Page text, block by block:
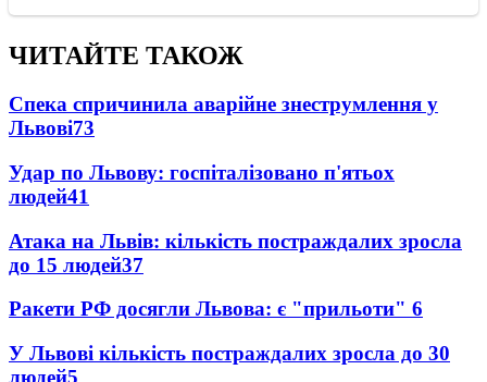
ЧИТАЙТЕ ТАКОЖ
Спека спричинила аварійне знеструмлення у
Львові73
Удар по Львову: госпіталізовано п'ятьох
людей41
Атака на Львів: кількість постраждалих зросла
до 15 людей37
Ракети РФ досягли Львова: є "прильоти" 6
У Львові кількість постраждалих зросла до 30
людей5